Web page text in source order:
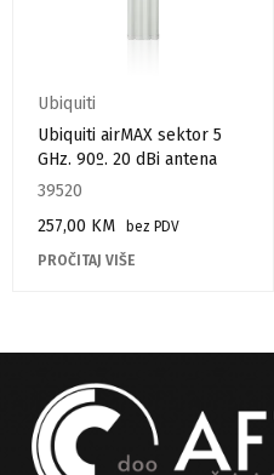
Ubiquiti
Ubiquiti airMAX sektor 5
GHz. 90º. 20 dBi antena
39520
257,00 KM
bez PDV
PROČITAJ VIŠE